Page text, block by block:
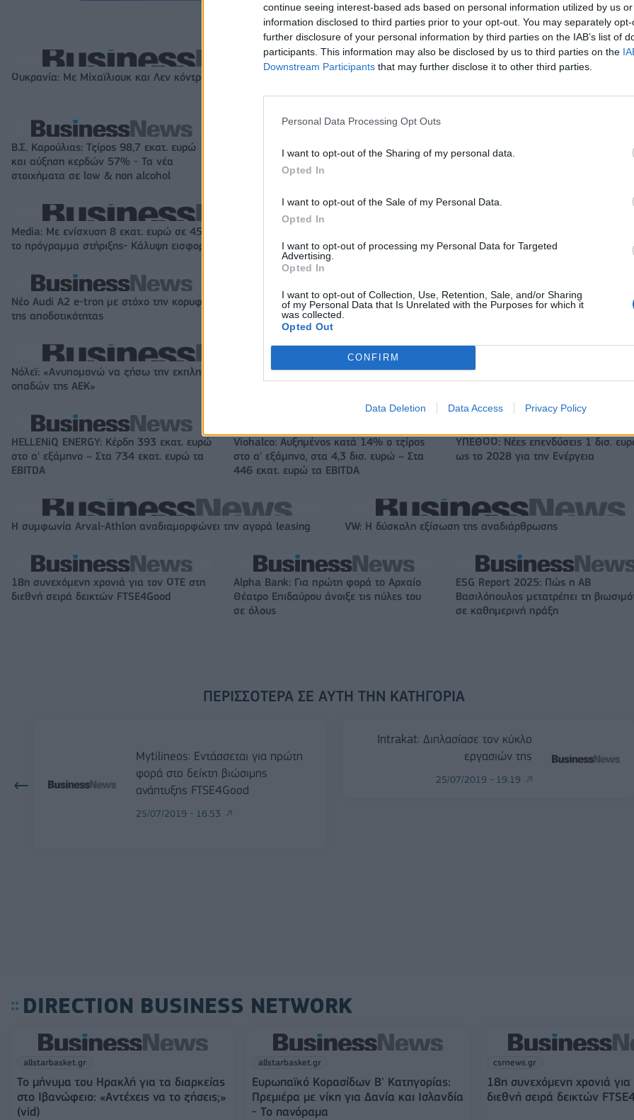
continue seeing interest-based ads based on personal information utilized by us
information disclosed to third parties prior to your opt-out. You may separately
further disclosure of your personal information by third parties on the IAB’s list of
participants. This information may also be disclosed by us to third parties on the
Downstream Participants that may further disclose it to other third parties.
Personal Data Processing Opt Outs
I want to opt-out of the Sharing of my personal data.
Opted In
I want to opt-out of the Sale of my Personal Data.
Opted In
I want to opt-out of processing my Personal Data for Targeted
Advertising.
Opted In
I want to opt-out of Collection, Use, Retention, Sale, and/or Sharing
of my Personal Data that Is Unrelated with the Purposes for which it
was collected.
Opted Out
CONFIRM
Data Deletion Data Access Privacy Policy
Ουκρανία: Με Μίχαϊλιουκ και Λεν κόντρα στην Ελλάδα
Β.Σ. Καρούλιας: Τζίρος 98,7 εκατ. ευρώ
και αύξηση κερδών 57% - Τα νέα
στοιχήματα σε low & non alcohol
Metlen: Ρεκόρ EBITDA στο α' εξάμηνο,
στα 550 εκατ. ευρώ – Καθαρά κέρδη 313
εκατ. ευρώ
Χρηματοδότηση 8 εκατ. ευρώ σε 843
μέσα ενημέρωσης- Ξεκίνησε το
Media: Με ενίσχυση 8 εκατ. ευρώ σε 451 επιχειρήσεις ξεκίνησε
το πρόγραμμα στήριξης- Κάλυψη εισφορών ΕΔΟΕΑΠ
- Πρόεδρος ο Γαληνός Γιαγλής
Νέο Audi A2 e-tron με στόχο την κορυφή
της αποδοτικότητας
Η Chery επενδύει 75 εκατ. δολάρια στην
KG Mobility
Το FIAT 500 Hybrid τώρα από 18.990
Νόλεϊ: «Ανυπομονώ να ζήσω την εκπληκτική ενέργεια των
οπαδών της ΑΕΚ»
Πάρκερ: «Όνειρό μου να κατακτήσω το ΝΒΑ Europe με τη
HELLENiQ ENERGY: Κέρδη 393 εκατ. ευρώ
στο α' εξάμηνο – Στα 734 εκατ. ευρώ τα
EBITDA
Viohalco: Αυξημένος κατά 14% ο τζίρος
στο α' εξάμηνο, στα 4,3 δισ. ευρώ – Στα
446 εκατ. ευρώ τα EBITDA
ΥΠΕΘΟΟ: Νέες επενδύσεις 1 δισ.
ως το 2028 για την Ενέργεια
Η συμφωνία Arval-Athlon αναδιαμορφώνει την αγορά leasing VW: Η δύσκολη εξίσωση της αναδιάρθρωσης
18η συνεχόμενη χρονιά για τον ΟΤΕ στη
διεθνή σειρά δεικτών FTSE4Good
Alpha Bank: Για πρώτη φορά το Αρχαίο
Θέατρο Επιδαύρου άνοιξε τις πύλες του
σε όλους
ESG Report 2025: Πώς η ΑΒ
Βασιλόπουλος μετατρέπει τη
σε καθημερινή πράξη
ΠΕΡΙΣΣΌΤΕΡΑ ΣΕ ΑΥΤΉ ΤΗΝ ΚΑΤΗΓΟΡΊΑ
Mytilineos: Εντάσσεται για πρώτη
φορά στο δείκτη βιώσιμης
ανάπτυξης FTSE4Good
25/07/2019 - 16:53
Intrakat: Διπλασίασε τον κύκλο
εργασιών της
25/07/2019 - 19:19
DIRECTION BUSINESS NETWORK
allstarbasket.gr
Το μήνυμα του Ηρακλή για τα διαρκείας
στο Ιβανώφειο: «Αντέχεις να το ζήσεις;»
(vid)
allstarbasket.gr
Ευρωπαϊκό Κορασίδων Β' Κατηγορίας:
Πρεμιέρα με νίκη για Δανία και Ισλανδία
- Το πανόραμα
csrnews.gr
18η συνεχόμενη χρονιά
διεθνή σειρά δεικτών